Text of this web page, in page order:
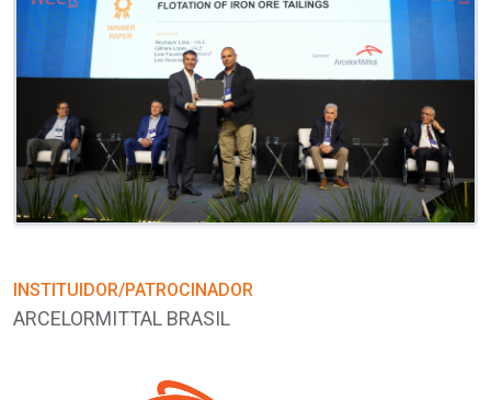
INSTITUIDOR/PATROCINADOR
ARCELORMITTAL BRASIL